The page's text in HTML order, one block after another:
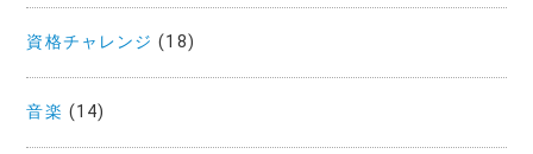
資格チャレンジ (18)
音楽 (14)